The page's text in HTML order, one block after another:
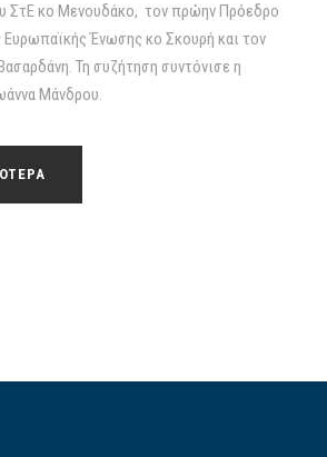
ΣτΕ κο Μενουδάκο, τον πρώην Πρόεδρο
Ευρωπαϊκής Ένωσης κο Σκουρή και τον
Τη συζήτηση συντόνισε η
Μάνδρου.